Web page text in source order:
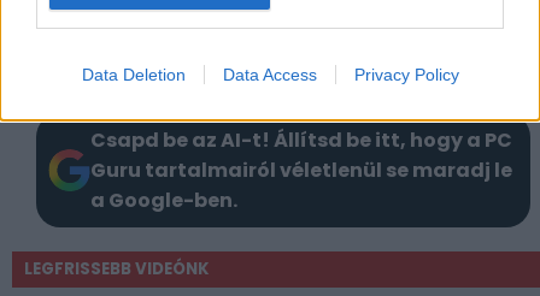
Data Deletion Data Access Privacy Policy
Szerző:Sziky
Dátum:2026.03.10 11:00
Csapd be az AI-t! Állítsd be itt, hogy a PC
Guru tartalmairól véletlenül se maradj le
a Google-ben.
LEGFRISSEBB VIDEÓNK